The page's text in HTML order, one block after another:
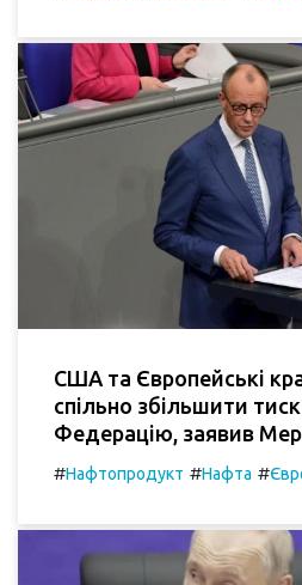
США та Європейські
спільно збільшити
Федерацію, заявив
#Нафтопродукт #Нафта #